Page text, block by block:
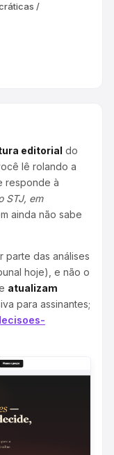
/
editorial do
lê rolando a
responde à
STJ, em
ainda não sabe
parte das análises
hoje), e não o
atualizam
para assinantes;